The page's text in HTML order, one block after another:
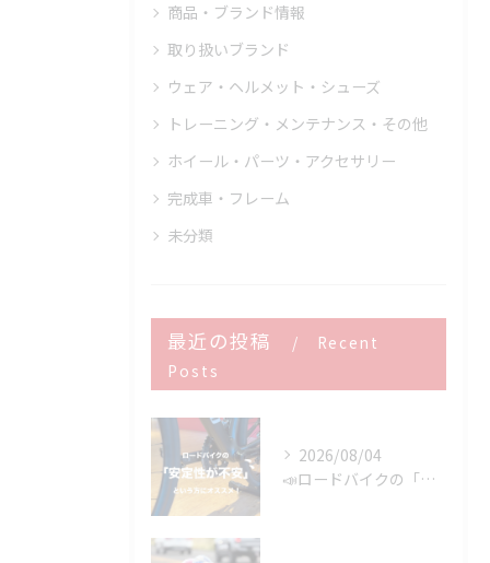
商品・ブランド情報
取り扱いブランド
ウェア・ヘルメット・シューズ
トレーニング・メンテナンス・その他
ホイール・パーツ・アクセサリー
完成車・フレーム
未分類
最近の投稿
Recent
Posts
2026/08/04
📣ロードバイクの「安定性が不安」という方にオススメ👍